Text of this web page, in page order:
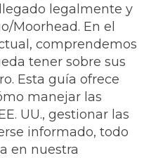
legalmente y
Moorhead. En el
comprendemos
tener sobre sus
Esta guía ofrece
manejar las
UU., gestionar las
informado, todo
en nuestra